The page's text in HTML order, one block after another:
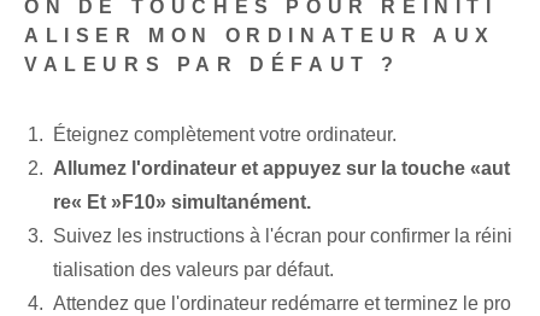
ON DE TOUCHES POUR RÉINITI
ALISER MON ORDINATEUR AUX
VALEURS PAR DÉFAUT ?
Éteignez complètement votre ordinateur.
Allumez l'ordinateur et appuyez sur la touche «aut
re« Et »F10» ⁢simultanément.
Suivez les instructions à l'écran pour confirmer la ‌réini
tialisation des valeurs par défaut.
Attendez que l'ordinateur redémarre et terminez le pro